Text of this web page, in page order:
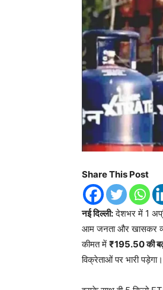
Share This Post
नई दिल्ली:देशभर में 1
आम जनता और खासकर
कीमत में ₹195.50 की
विक्रेताओं पर भारी पड़ेगा।